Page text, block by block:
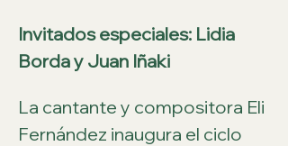
Invitados especiales: Lidia
Borda y Juan Iñaki
La cantante y compositora Eli
Fernández inaugura el ciclo